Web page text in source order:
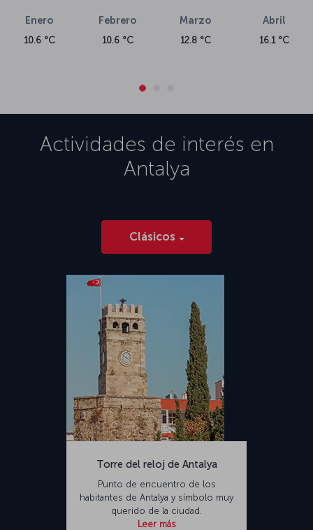
Enero
10.6 °C
Febrero
10.6 °C
Marzo
12.8 °C
Abril
16.1 °C
Actividades de interés en
Antalya
Clásicos
Torre del reloj de Antalya
Punto de encuentro de los
habitantes de Antalya y símbolo muy
querido de la ciudad.
Leer más